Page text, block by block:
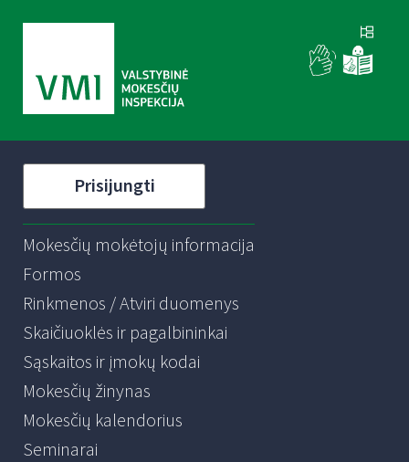
Prisijungti
Mokesčių mokėtojų informacija
Formos
Rinkmenos / Atviri duomenys
Skaičiuoklės ir pagalbininkai
Sąskaitos ir įmokų kodai
Mokesčių žinynas
Mokesčių kalendorius
Seminarai